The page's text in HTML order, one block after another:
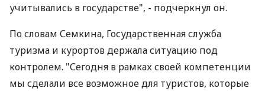
учитывались в государстве", - подчеркнул он.
По словам Семкина, Государственная служба
туризма и курортов держала ситуацию под
контролем. "Сегодня в рамках своей компетенции
мы сделали все возможное для туристов, которые